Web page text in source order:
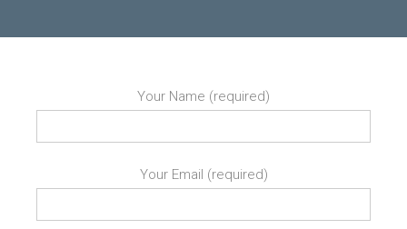
Your Name (required)
Your Email (required)